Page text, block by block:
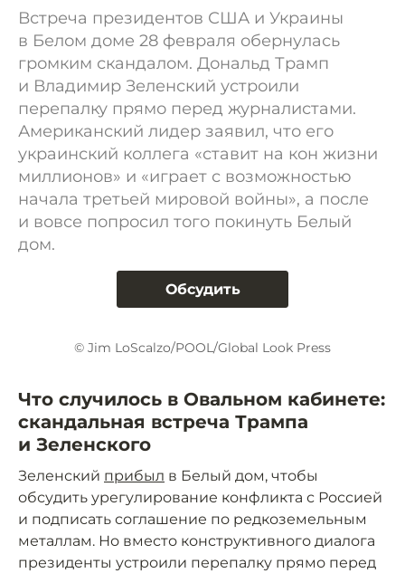
Встреча президентов США и Украины
в Белом доме 28 февраля обернулась
громким скандалом. Дональд Трамп
и Владимир Зеленский устроили
перепалку прямо перед журналистами.
Американский лидер заявил, что его
украинский коллега «ставит на кон жизни
миллионов» и «играет с возможностью
начала третьей мировой войны», а после
и вовсе попросил того покинуть Белый
дом.
Обсудить
© Jim LoScalzo/POOL/Global Look Press
Что случилось в Овальном кабинете:
скандальная встреча Трампа
и Зеленского
Зеленский прибыл в Белый дом, чтобы
обсудить урегулирование конфликта с Россией
и подписать соглашение по редкоземельным
металлам. Но вместо конструктивного диалога
президенты устроили перепалку прямо перед